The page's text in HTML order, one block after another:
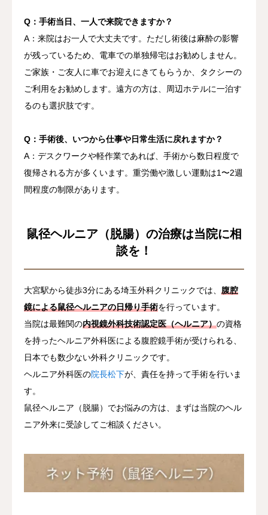
Q：手術当日、一人で来院できますか？
A：来院はお一人で大丈夫です。ただし術後は麻酔の影響
が残っているため、電車での単独帰宅はお勧めしません。
ご家族・ご友人に車でお迎えにきてもらうか、タクシーの
ご利用をお勧めします。遠方の方は、周辺ホテルに一泊す
るのも選択肢です。
Q：手術後、いつから仕事や日常生活に戻れますか？
A：デスクワークや軽作業であれば、手術から数日程度で
復帰される方が多くいます。重労働や激しい運動は1〜2週
間程度の制限があります。
鼠径ヘルニア（脱腸）の治療は当院に相
談を！
大宮駅から徒歩3分にある埼玉外科クリニックでは、 腹腔
鏡による鼠径ヘルニアの日帰り手術を行っています。
当院は最難関の内視鏡外科技術認定医（ヘルニア）の資格
を持ったヘルニア外科医による腹腔鏡手術が受けられる、
日本でも数少ない外科クリニックです。
ヘルニア外科医の院長松下が、責任を持って手術を行いま
す。
鼠径ヘルニア（脱腸）でお悩みの方は、まずは当院のヘル
ニア外来に受診してご相談ください。